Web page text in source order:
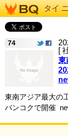
タイ
74
[
東
東南アジア最大の
バンコクで開催